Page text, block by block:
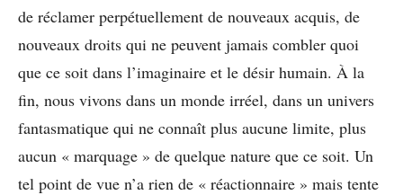
de réclamer perpétuellement de nouveaux acquis, de
nouveaux droits qui ne peuvent jamais combler quoi
que ce soit dans l’imaginaire et le désir humain. À la
fin, nous vivons dans un monde irréel, dans un univers
fantasmatique qui ne connaît plus aucune limite, plus
aucun « marquage » de quelque nature que ce soit. Un
tel point de vue n’a rien de « réactionnaire » mais tente